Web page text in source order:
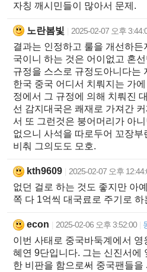
자칭 깨시민들이 많아서 문제.
노란봄빛 2025-02-07 오후
결과는 인정하고 룰을 개선하든
국이니 하는 것은 어이없고 혼
규정을 스스로 규정도아니다는
한국 중국 어디서 치뤄지는 가
정에서 그 규정에 의해 치뤄진
선 감지대국은 쾌재로 가져간
서 또 그런것은 붕어머리가 아
없으니 사석을 따로두어 꼬장부
비춰 그의도도 모호.
kth9609 2025-02-07 오후
없던 걸로 하는 것도 좋지만 아
쪽 다 1억씩 대국료로 주기로 하
econ 2025-02-06 오후 3:52:00
이번 사태로 중국바둑계에서
혜연 9단입니다. 그는 신진서에
한 비판을 함으로써 중국팬들